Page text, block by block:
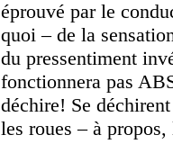
éprouvé par le
quoi – de la
du pressentiment
fonctionnera pas
déchire! Se
les roues – à